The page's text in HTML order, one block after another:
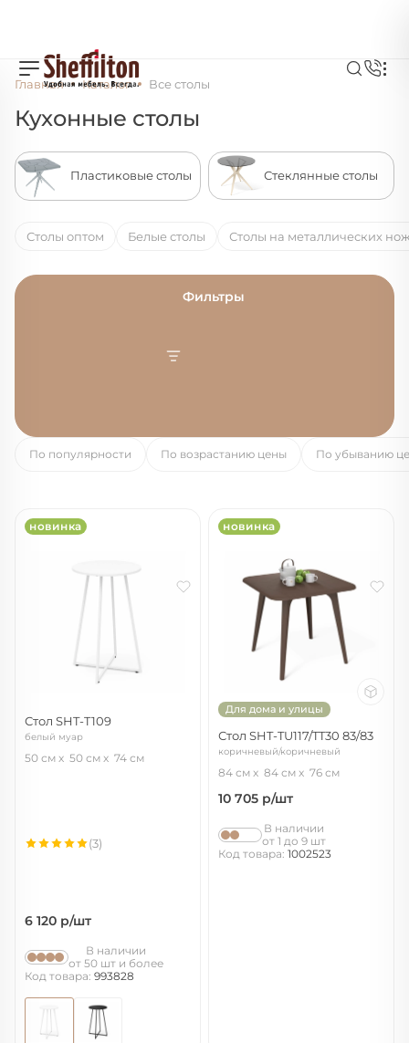
Главная Каталог Все столы
Кухонные столы
Пластиковые столы Стеклянные столы
Столы оптом Белые столы Столы на металлических
Фильтры
По популярности По возрастанию цены По убыванию
новинка
Стол SHT-T109
белый муар
50 см 50 см 74 см
6 120 р/шт
(3)
В наличии
от 50 шт и более
Код товара: 993828
новинка
Для дома и улицы
Стол SHT-TU117/TT30 83/83
коричневый/коричневый
84 см 84 см 76 см
10 705 р/шт
В наличии
от 1 до 9 шт
Код товара: 1002523